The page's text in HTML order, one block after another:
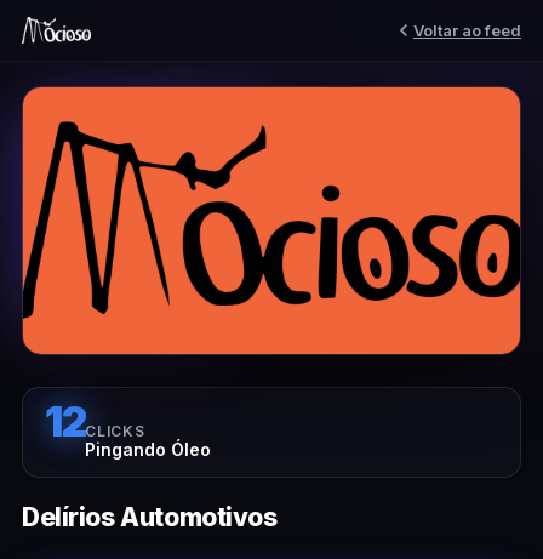
Voltar ao feed
12CLICKS
Pingando Óleo
Delírios Automotivos